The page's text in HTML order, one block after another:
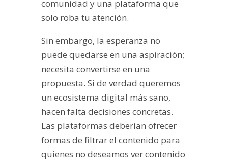
comunidad y una plataforma que
solo roba tu atención.
Sin embargo, la esperanza no
puede quedarse en una aspiración;
necesita convertirse en una
propuesta. Si de verdad queremos
un ecosistema digital más sano,
hacen falta decisiones concretas.
Las plataformas deberían ofrecer
formas de filtrar el contenido para
quienes no deseamos ver contenido